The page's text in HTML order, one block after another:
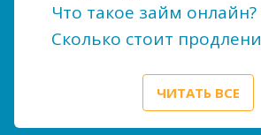
Что такое займ онлайн?
Сколько стоит
ЧИТАТЬ ВСЕ